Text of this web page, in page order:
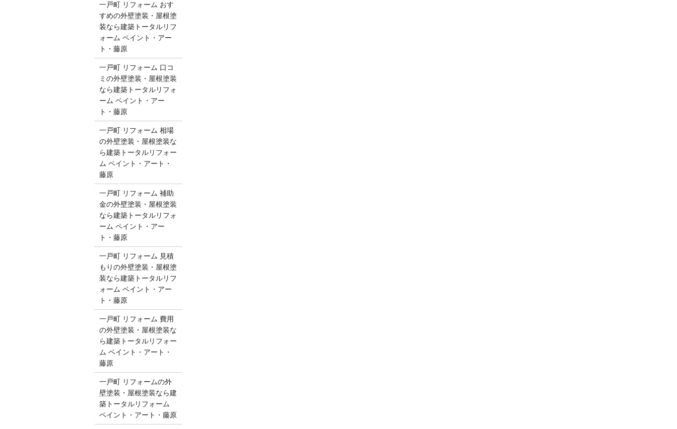
一戸町 リフォーム おす
すめの外壁塗装・屋根塗
装なら建築トータルリフ
ォーム ペイント・アー
ト・藤原
一戸町 リフォーム 口コ
ミの外壁塗装・屋根塗装
なら建築トータルリフォ
ーム ペイント・アー
ト・藤原
一戸町 リフォーム 相場
の外壁塗装・屋根塗装な
ら建築トータルリフォー
ム ペイント・アート・
藤原
一戸町 リフォーム 補助
金の外壁塗装・屋根塗装
なら建築トータルリフォ
ーム ペイント・アー
ト・藤原
一戸町 リフォーム 見積
もりの外壁塗装・屋根塗
装なら建築トータルリフ
ォーム ペイント・アー
ト・藤原
一戸町 リフォーム 費用
の外壁塗装・屋根塗装な
ら建築トータルリフォー
ム ペイント・アート・
藤原
一戸町 リフォームの外
壁塗装・屋根塗装なら建
築トータルリフォーム
ペイント・アート・藤原